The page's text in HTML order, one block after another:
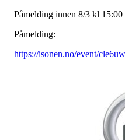
Påmelding innen 8/3 kl 15:00
Påmelding:
https://isonen.no/event/